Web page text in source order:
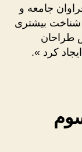
جامعه و
شناخت بیشتری
طراحان
کرد ».